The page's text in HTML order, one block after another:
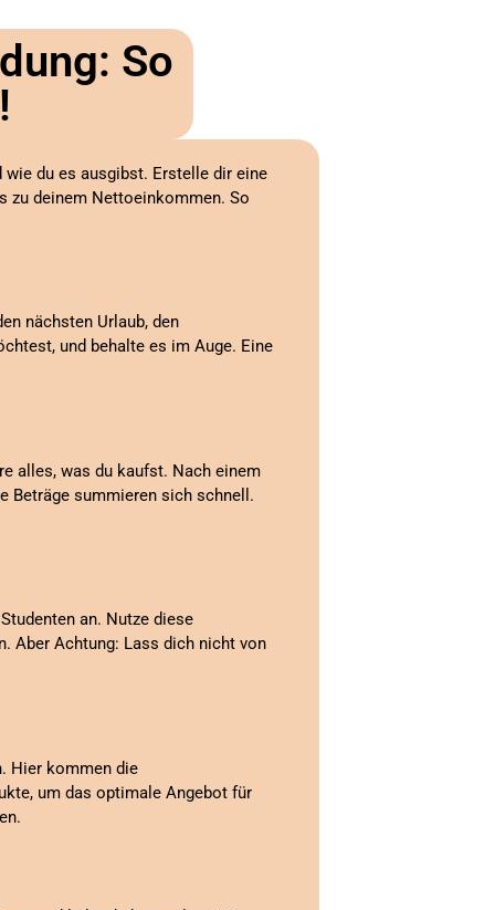
So
wie du es ausgibst. Erstelle dir eine
zu deinem Nettoeinkommen. So
nächsten Urlaub, den
und behalte es im Auge. Eine
alles, was du kaufst. Nach einem
Beträge summieren sich schnell.
an. Nutze diese
Aber Achtung: Lass dich nicht von
Hier kommen die
um das optimale Angebot für